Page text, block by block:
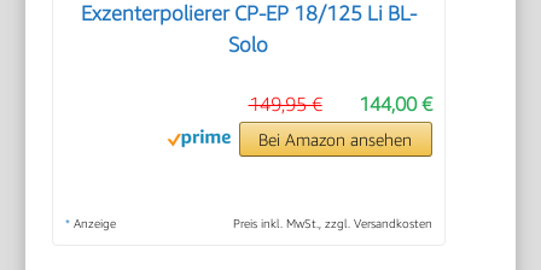
Exzenterpolierer CP-EP 18/125 Li BL-
Solo
144,00 €
149,95 €
Bei Amazon ansehen
* Anzeige Preis inkl. MwSt., zzgl. Versandkosten